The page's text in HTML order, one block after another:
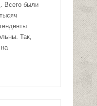
Всего были
Так,